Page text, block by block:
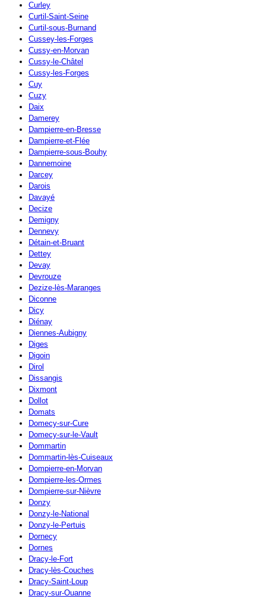
Curley
Curtil-Saint-Seine
Curtil-sous-Burnand
Cussey-les-Forges
Cussy-en-Morvan
Cussy-le-Châtel
Cussy-les-Forges
Cuy
Cuzy
Daix
Damerey
Dampierre-en-Bresse
Dampierre-et-Flée
Dampierre-sous-Bouhy
Dannemoine
Darcey
Darois
Davayé
Decize
Demigny
Dennevy
Détain-et-Bruant
Dettey
Devay
Devrouze
Dezize-lès-Maranges
Diconne
Dicy
Diénay
Diennes-Aubigny
Diges
Digoin
Dirol
Dissangis
Dixmont
Dollot
Domats
Domecy-sur-Cure
Domecy-sur-le-Vault
Dommartin
Dommartin-lès-Cuiseaux
Dompierre-en-Morvan
Dompierre-les-Ormes
Dompierre-sur-Nièvre
Donzy
Donzy-le-National
Donzy-le-Pertuis
Dornecy
Dornes
Dracy-le-Fort
Dracy-lès-Couches
Dracy-Saint-Loup
Dracy-sur-Ouanne